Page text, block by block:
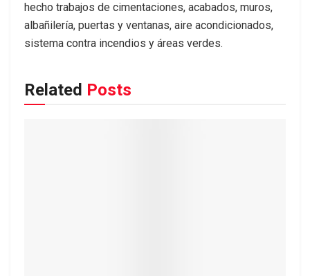
hecho trabajos de cimentaciones, acabados, muros,
albañilería, puertas y ventanas, aire acondicionados,
sistema contra incendios y áreas verdes.
Related Posts